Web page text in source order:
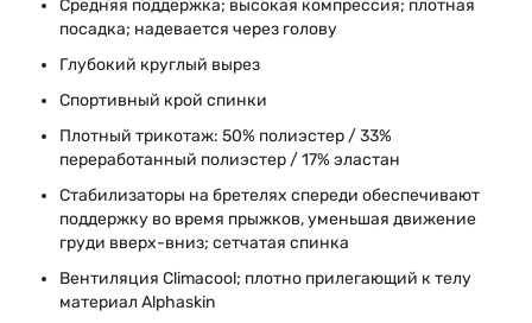
Средняя поддержка; высокая компрессия; плотная
посадка; надевается через голову
Глубокий круглый вырез
Спортивный крой спинки
Плотный трикотаж: 50% полиэстер / 33%
переработанный полиэстер / 17% эластан
Стабилизаторы на бретелях спереди обеспечивают
поддержку во время прыжков, уменьшая движение
груди вверх-вниз; сетчатая спинка
Вентиляция Climacool; плотно прилегающий к телу
материал Alphaskin